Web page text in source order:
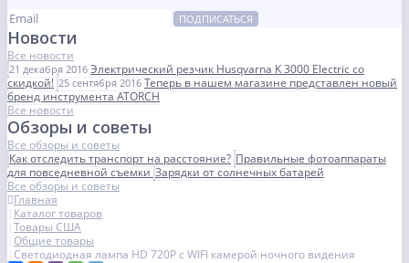
ПОДПИСАТЬСЯ
Новости
Все новости
21 декабря 2016 Электрический резчик Husqvarna K 3000 Electric со
скидкой! 25 сентября 2016 Теперь в нашем магазине представлен новый
бренд инструмента ATORCH
Все новости
Обзоры и советы
Все обзоры и советы
Как отследить транспорт на расстояние? Правильные фотоаппараты
для повседневной съемкиЗарядки от солнечных батарей
Все обзоры и советы
Главная
Каталог товаров
Товары США
Общие товары
Светодиодная лампа HD 720P с WIFI камерой ночного видения